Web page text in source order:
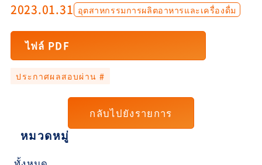
2023.01.31 อุตสาหกรรมการผลิตอาหารและเครื่องดื่ม
ไฟล์ PDF
ประกาศผลสอบผ่าน #
กลับไปยังรายการ
หมวดหมู่